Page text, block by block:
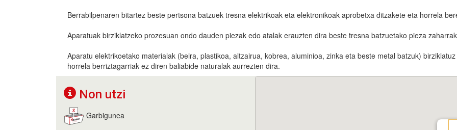
Berrabilpenaren bitartez beste pertsona batzuek tresna elektrikoak eta elektronikoak aprobetxa ditzakete eta horrela
Aparatuak birziklatzeko prozesuan ondo dauden piezak edo atalak erauzten dira beste tresna batzuetako pieza
Aparatu elektrikoetako materialak (beira, plastikoa, altzairua, kobrea, aluminioa, zinka eta beste metal batzuk)
horrela berriztagarriak ez diren baliabide naturalak aurrezten dira.
Non utzi
Garbigunea